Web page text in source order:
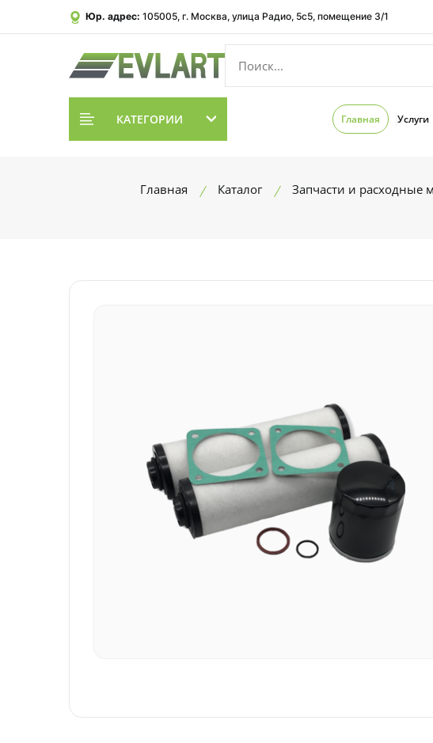
Юр. адрес: 105005, г. Москва, улица Радио, 5с5, помещение 3/1
КАТЕГОРИИ Главная Услуги
Главная Каталог Запчасти и расходные